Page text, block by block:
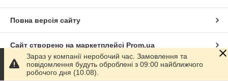
Повна версія сайту
Сайт створено на маркетплейсі Prom.ua
Політика конфіденційності
Зараз у компанії неробочий час. Замовлення та
повідомлення будуть оброблені з 09:00 найближчого
робочого дня (10.08).